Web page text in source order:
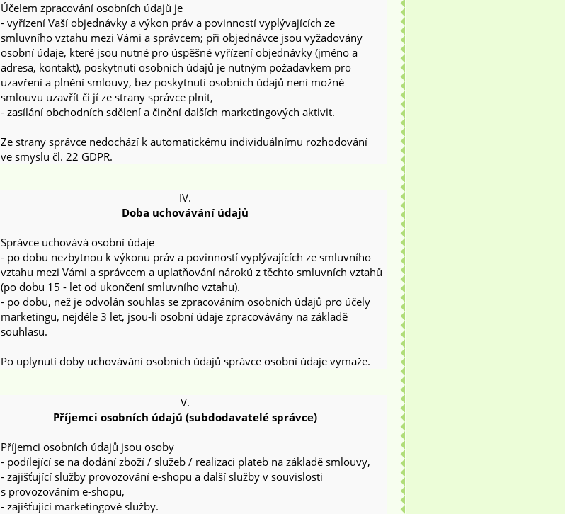
Účelem zpracování osobních údajů je
- vyřízení Vaší objednávky a výkon práv a povinností vyplývajících ze
smluvního vztahu mezi Vámi a správcem; při objednávce jsou vyžadovány
osobní údaje, které jsou nutné pro úspěšné vyřízení objednávky (jméno a
adresa, kontakt), poskytnutí osobních údajů je nutným požadavkem pro
uzavření a plnění smlouvy, bez poskytnutí osobních údajů není možné
smlouvu uzavřít či jí ze strany správce plnit,
- zasílání obchodních sdělení a činění dalších marketingových aktivit.
Ze strany správce nedochází k automatickému individuálnímu rozhodování
ve smyslu čl. 22 GDPR.
IV.
Doba uchovávání údajů
Správce uchovává osobní údaje
- po dobu nezbytnou k výkonu práv a povinností vyplývajících ze smluvního
vztahu mezi Vámi a správcem a uplatňování nároků z těchto smluvních vztahů
(po dobu 15 - let od ukončení smluvního vztahu).
- po dobu, než je odvolán souhlas se zpracováním osobních údajů pro účely
marketingu, nejdéle 3 let, jsou-li osobní údaje zpracovávány na základě
souhlasu.
Po uplynutí doby uchovávání osobních údajů správce osobní údaje vymaže.
V.
Příjemci osobních údajů (subdodavatelé správce)
Příjemci osobních údajů jsou osoby
- podílející se na dodání zboží / služeb / realizaci plateb na základě smlouvy,
- zajišťující služby provozování e-shopu a další služby v souvislosti
s provozováním e-shopu,
- zajišťující marketingové služby.